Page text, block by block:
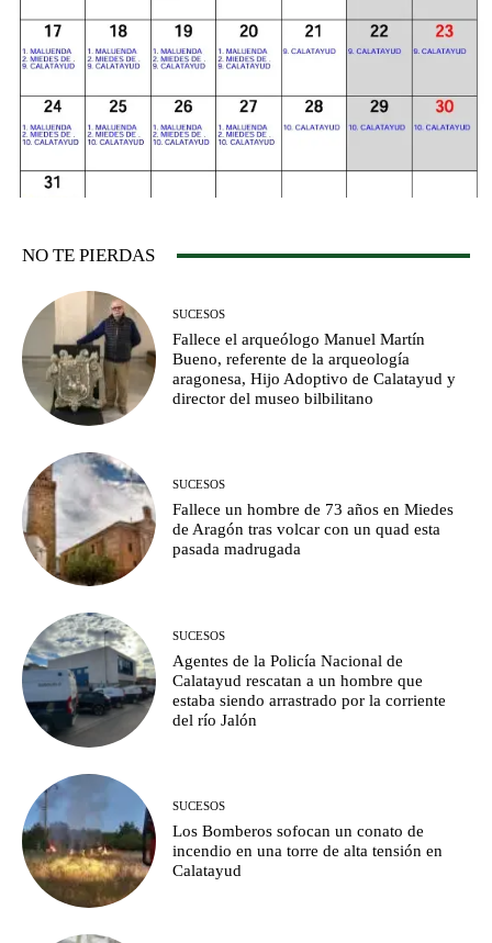
NO TE PIERDAS
SUCESOS
Fallece el arqueólogo Manuel Martín
Bueno, referente de la arqueología
aragonesa, Hijo Adoptivo de Calatayud y
director del museo bilbilitano
SUCESOS
Fallece un hombre de 73 años en Miedes
de Aragón tras volcar con un quad esta
pasada madrugada
SUCESOS
Agentes de la Policía Nacional de
Calatayud rescatan a un hombre que
estaba siendo arrastrado por la corriente
del río Jalón
SUCESOS
Los Bomberos sofocan un conato de
incendio en una torre de alta tensión en
Calatayud